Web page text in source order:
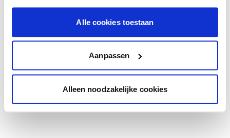
Alle cookies toestaan
Aanpassen
Alleen noodzakelijke cookies
Conseil couleur à domicile
en couleur.
l'éclairage et de votre mobilier.
Obtenez un contrôle technologique de vos